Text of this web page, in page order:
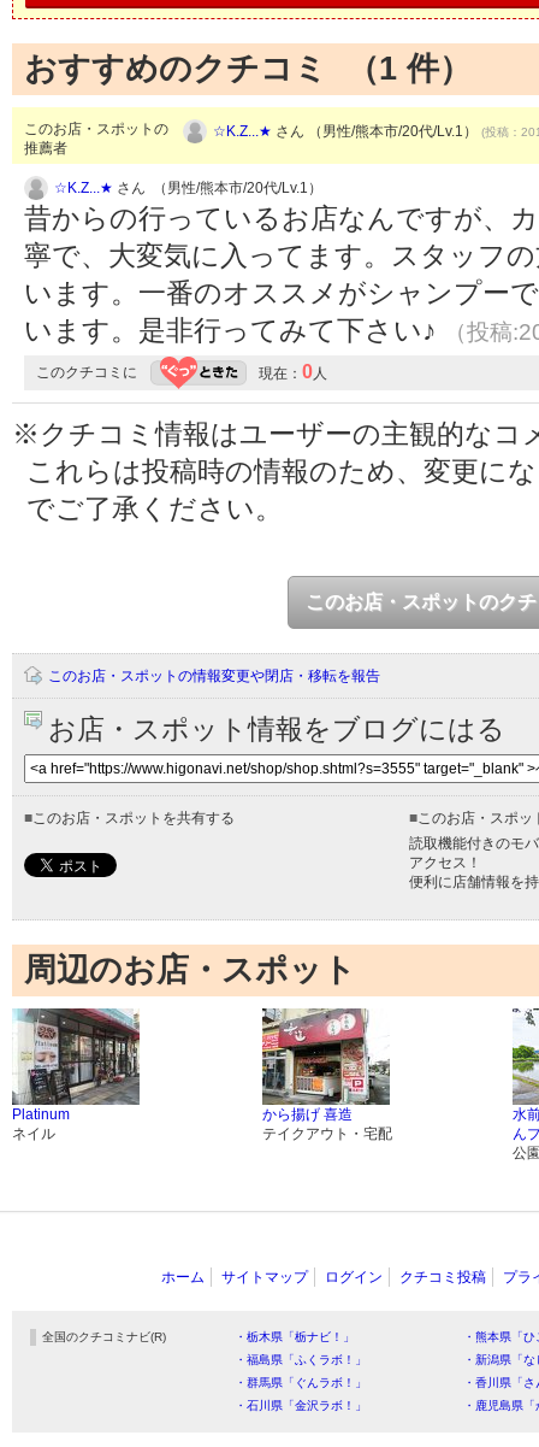
おすすめのクチコミ （1 件）
このお店・スポットの
推薦者
☆K.Z...★ さん （男性/熊本市/20代/Lv.1） (投稿：
☆K.Z...★ さん （男性/熊本市/20代/Lv.1）
昔からの行っているお店なんですが、
寧で、大変気に入ってます。スタッフ
います。一番のオススメがシャンプー
います。是非行ってみて下さい♪
（投稿
このクチコミに 現在： 0人
※クチコミ情報はユーザーの主観的なコ
これらは投稿時の情報のため、変更に
でご了承ください。
このお店・スポットのク
このお店・スポットの情報変更や閉店・移転を報告
お店・スポット情報をブログにはる
■このお店・スポットを共有する ■このお店・スポッ
読取機能付きのモ
アクセス！
便利に店舗情報を
周辺のお店・スポット
Platinum
ネイル
から揚げ 喜造
テイクアウト・宅配
水
ん
公
ホーム サイトマップ ログイン クチコミ投稿 プラ
全国のクチコミナビ(R) ・栃木県「栃ナビ！」
・熊本県「
・福島県「ふくラボ！」
・新潟県「
・群馬県「ぐんラボ！」
・香川県「
・石川県「金沢ラボ！」
・鹿児島県